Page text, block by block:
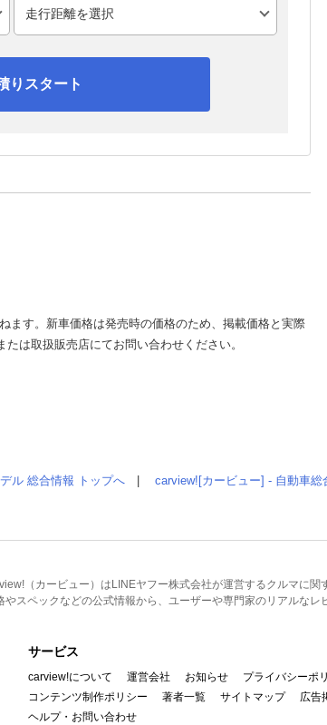
りスタート
す。新車価格は発売時の価格のため、掲載価格と実際
は取扱販売店にてお問い合わせください。
ル 総合情報 トップへ carview![カービュー] - 自動車
（カービュー）はLINEヤフー株式会社が運営するクルマに関
やスペックなどの公式情報から、ユーザーや専門家のリアルなレ
サービス
carview!について 運営会社 お知らせ プライバシーポ
コンテンツ制作ポリシー
著者一覧 サイトマップ 広告
ヘルプ・お問い合わせ